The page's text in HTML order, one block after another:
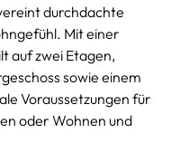
durchdachte
Mit einer
auf zwei Etagen,
sowie einem
Voraussetzungen für
oder Wohnen und